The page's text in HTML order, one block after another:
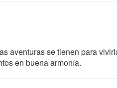
aventuras se tienen para
en buena armonía.